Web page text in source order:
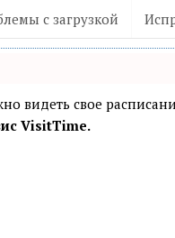
с загрузкой
видеть свое
VisitTime.